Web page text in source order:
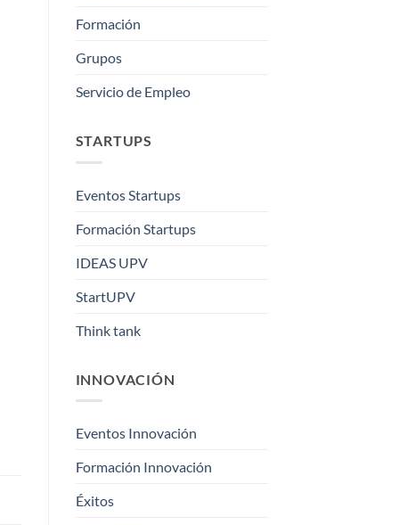
Formación
Grupos
Servicio de Empleo
STARTUPS
Eventos Startups
Formación Startups
IDEAS UPV
StartUPV
Think tank
INNOVACIÓN
Eventos Innovación
Formación Innovación
Éxitos